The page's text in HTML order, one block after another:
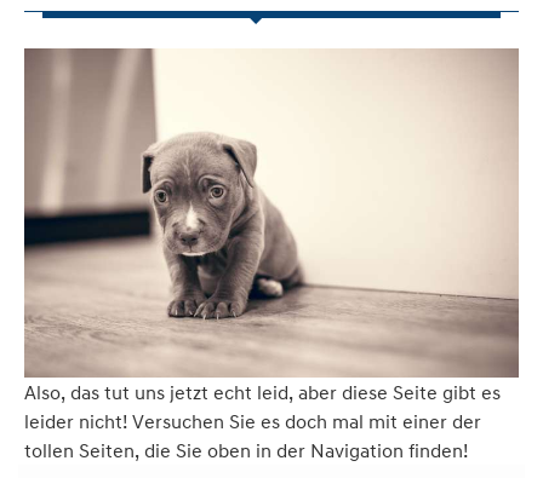
Also, das tut uns jetzt echt leid, aber diese Seite gibt es
leider nicht! Versuchen Sie es doch mal mit einer der
tollen Seiten, die Sie oben in der Navigation finden!